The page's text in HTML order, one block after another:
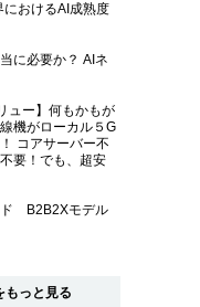
におけるAI成熟度
に必要か？ AIネ
ュー】何もかもが
機がローカル５G
コアサーバー不
要！でも、超安
ド B2B2Xモデル
もっと見る